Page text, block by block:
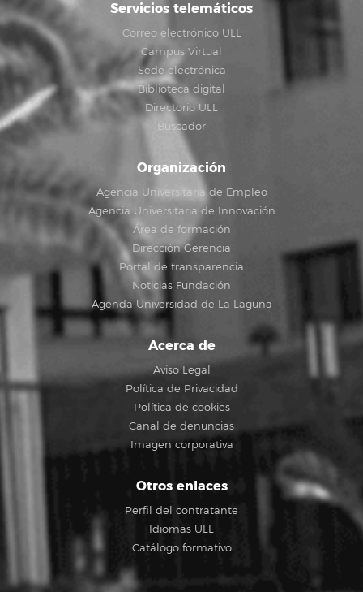
Servicios telemáticos
Correo electrónico ULL
Campus Virtual
Sede electrónica
Biblioteca digital
Directorio ULL
Buscador
Organización
Agencia Universitaria de Empleo
Agencia Universitaria de Innovación
Área de formación
Dirección Gerencia
Portal de transparencia
Noticias Fundación
Agenda Universidad de La Laguna
Acerca de
Aviso Legal
Política de Privacidad
Política de cookies
Canal de denuncias
Imagen corporativa
Otros enlaces
Perfil del contratante
Idiomas ULL
Catálogo formativo